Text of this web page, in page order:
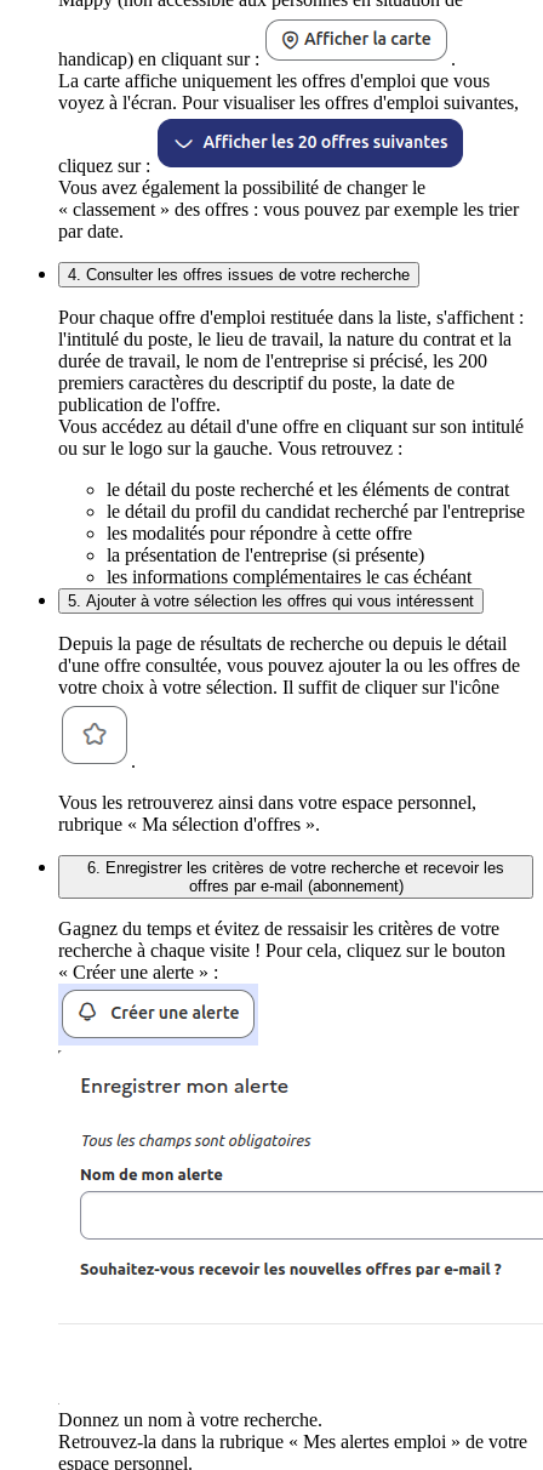
handicap) en cliquant sur :
.
La carte affiche uniquement les offres d'emploi que vous
voyez à l'écran. Pour visualiser les offres d'emploi suivantes,
cliquez sur :
Vous avez également la possibilité de changer le
« classement » des offres : vous pouvez par exemple les trier
par date.
4. Consulter les offres issues de votre recherche
Pour chaque offre d'emploi restituée dans la liste, s'affichent :
l'intitulé du poste, le lieu de travail, la nature du contrat et la
durée de travail, le nom de l'entreprise si précisé, les 200
premiers caractères du descriptif du poste, la date de
publication de l'offre.
Vous accédez au détail d'une offre en cliquant sur son intitulé
ou sur le logo sur la gauche. Vous retrouvez :
le détail du poste recherché et les éléments de contrat
le détail du profil du candidat recherché par l'entreprise
les modalités pour répondre à cette offre
la présentation de l'entreprise (si présente)
les informations complémentaires le cas échéant
5. Ajouter à votre sélection les offres qui vous intéressent
Depuis la page de résultats de recherche ou depuis le détail
d'une offre consultée, vous pouvez ajouter la ou les offres de
votre choix à votre sélection. Il suffit de cliquer sur l'icône
.
Vous les retrouverez ainsi dans votre espace personnel,
rubrique « Ma sélection d'offres ».
6. Enregistrer les critères de votre recherche et recevoir les
offres par e-mail (abonnement)
Gagnez du temps et évitez de ressaisir les critères de votre
recherche à chaque visite ! Pour cela, cliquez sur le bouton
« Créer une alerte » :
Donnez un nom à votre recherche.
Retrouvez-la dans la rubrique « Mes alertes emploi » de votre
espace personnel.